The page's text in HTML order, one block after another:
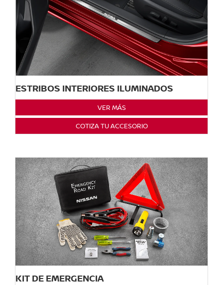
ESTRIBOS INTERIORES ILUMINADOS
VER MÁS
COTIZA TU ACCESORIO
KIT DE EMERGENCIA